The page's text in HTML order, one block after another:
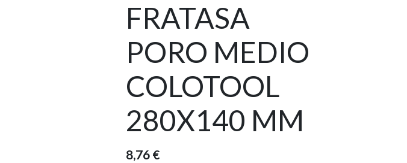
FRATASA
PORO MEDIO
COLOTOOL
280X140 MM
8,76 €